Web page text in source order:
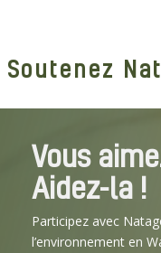
Soutenez
Vous
Aidez-la !
Participez avec
l’environnement en